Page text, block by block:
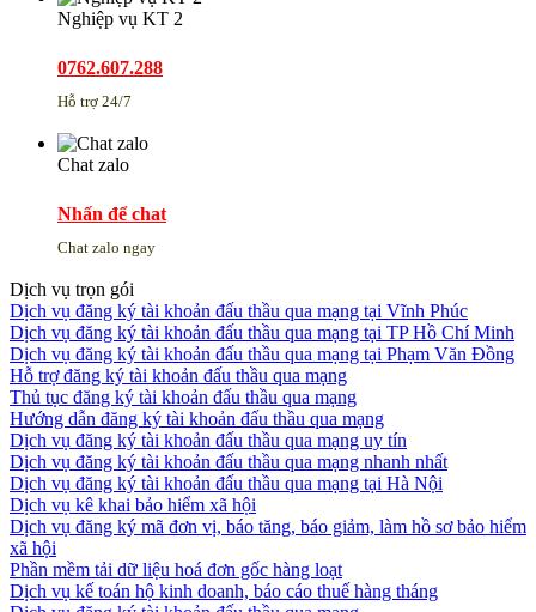
Nghiệp vụ KT 2
0762.607.288
Hỗ trợ 24/7
Chat zalo
Nhấn để chat
Chat zalo ngay
Dịch vụ trọn gói
Dịch vụ đăng ký tài khoản đấu thầu qua mạng tại Vĩnh Phúc
Dịch vụ đăng ký tài khoản đấu thầu qua mạng tại TP Hồ Chí Minh
Dịch vụ đăng ký tài khoản đấu thầu qua mạng tại Phạm Văn Đồng
Hỗ trợ đăng ký tài khoản đấu thầu qua mạng
Thủ tục đăng ký tài khoản đấu thầu qua mạng
Hướng dẫn đăng ký tài khoản đấu thầu qua mạng
Dịch vụ đăng ký tài khoản đấu thầu qua mạng uy tín
Dịch vụ đăng ký tài khoản đấu thầu qua mạng nhanh nhất
Dịch vụ đăng ký tài khoản đấu thầu qua mạng tại Hà Nội
Dịch vụ kê khai bảo hiểm xã hội
Dịch vụ đăng ký mã đơn vị, báo tăng, báo giảm, làm hồ sơ bảo hiểm
xã hội
Phần mềm tải dữ liệu hoá đơn gốc hàng loạt
Dịch vụ kế toán hộ kinh doanh, báo cáo thuế hàng tháng